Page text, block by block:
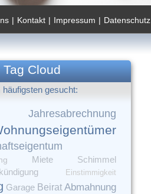
Datenschutz
|
Impressum
|
Kontakt
|
Tag Cloud
häufigsten gesucht:
Jahresabrechnung
Miete
Schimmel
Einstimmigkeit
Garage Beirat Abmahnung